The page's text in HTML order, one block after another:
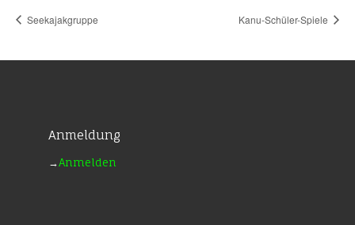
Seekajakgruppe Kanu-Schüler-Spiele
Anmeldung
→Anmelden